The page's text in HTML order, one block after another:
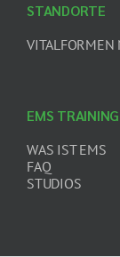
EMS TRAINING
WAS IST EMS
FAQ
STUDIOS
STANDORTE
VITALFORMEN